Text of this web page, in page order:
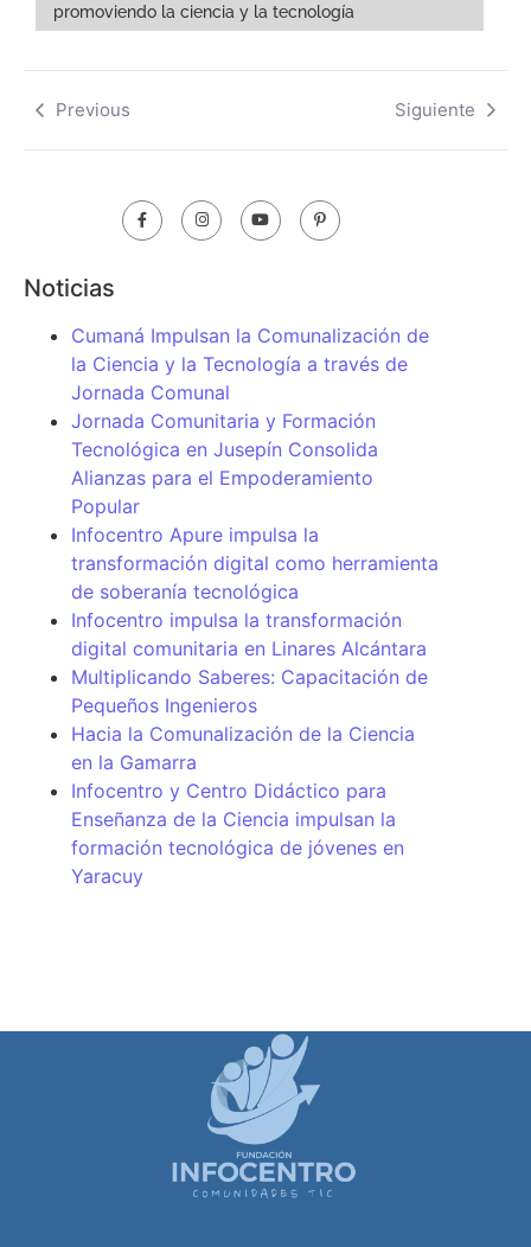
promoviendo la ciencia y la tecnología
Previous Siguiente
Noticias
Cumaná Impulsan la Comunalización de
la Ciencia y la Tecnología a través de
Jornada Comunal
Jornada Comunitaria y Formación
Tecnológica en Jusepín Consolida
Alianzas para el Empoderamiento
Popular
Infocentro Apure impulsa la
transformación digital como herramienta
de soberanía tecnológica
Infocentro impulsa la transformación
digital comunitaria en Linares Alcántara
Multiplicando Saberes: Capacitación de
Pequeños Ingenieros
Hacia la Comunalización de la Ciencia
en la Gamarra
Infocentro y Centro Didáctico para
Enseñanza de la Ciencia impulsan la
formación tecnológica de jóvenes en
Yaracuy